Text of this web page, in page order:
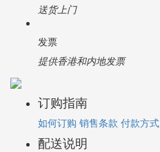
送货上门
发票
提供香港和内地发票
订购指南
如何订购 销售条款 付款方式
配送说明